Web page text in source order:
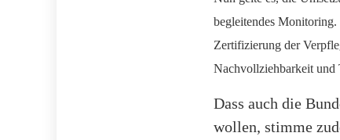
begleitendes
Zertifizierung der
Nachvollziehbarkeit und
Dass auch die
wollen, stimme